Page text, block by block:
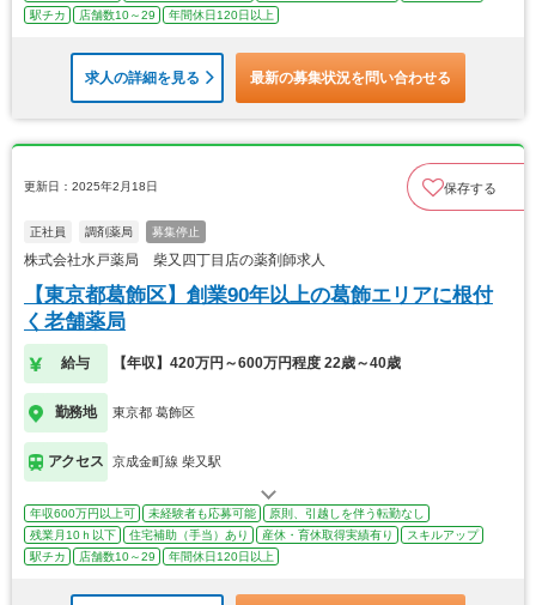
駅チカ 店舗数10～29 年間休日120日以上
求人の詳細を見る 最新の募集状況を問い合わせる
更新日：2025年2月18日 保存する
正社員 調剤薬局 募集停止
株式会社水戸薬局 柴又四丁目店の薬剤師求人
【東京都葛飾区】創業90年以上の葛飾エリアに根付
く老舗薬局
給与 【年収】420万円～600万円程度 22歳～40歳
勤務地 東京都 葛飾区
アクセス 京成金町線 柴又駅
年収600万円以上可 未経験者も応募可能
原則、引越しを伴う転勤なし
残業月10ｈ以下
住宅補助（手当）あり 産休・育休取得実績有り
スキルアップ
駅チカ
店舗数10～29 年間休日120日以上